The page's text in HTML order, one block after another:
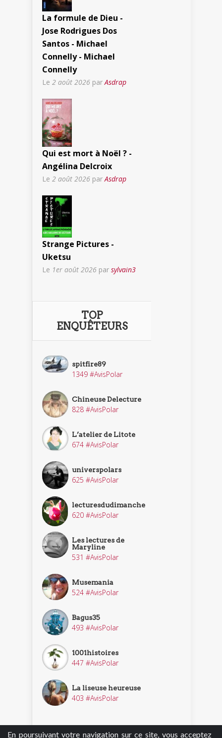
En poursuivant votre navigation sur ce site, vous acceptez
La formule de Dieu -
Jose Rodrigues Dos
Santos - Michael
Connelly - Michael
Connelly
Le 2 août 2026 parAsdrap
Qui est mort à Noël ? -
Angélina Delcroix
Le 2 août 2026 par Asdrap
Strange Pictures -
Uketsu
Le 1er août 2026 par sylvain3
TOP
ENQUÊTEURS
spitfire89
1349 #AvisPolar
Chineuse Delecture
828 #AvisPolar
L’atelier de Litote
674 #AvisPolar
universpolars
625 #AvisPolar
lecturesdudimanche
620 #AvisPolar
Les lectures de
Maryline
531 #AvisPolar
Musemania
524 #AvisPolar
Bagus35
493 #AvisPolar
1001histoires
447 #AvisPolar
La liseuse heureuse
403 #AvisPolar